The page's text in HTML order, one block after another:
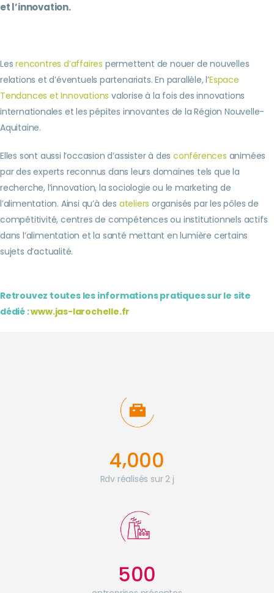
et l’innovation.
Lesrencontres d’affaires permettent de nouer de nouvelles
relations et d’éventuels partenariats. En parallèle, l’Espace
Tendances et Innovations valorise à la fois des innovations
internationales et les pépites innovantes de la Région Nouvelle-
Aquitaine.
Elles sont aussi l’occasion d’assister à desconférences animées
par des experts reconnus dans leurs domaines tels que la
recherche, l’innovation, la sociologie ou le marketing de
l’alimentation. Ainsi qu’à des ateliersorganisés par les pôles de
compétitivité, centres de compétences ou institutionnels actifs
dans l’alimentation et la santé mettant en lumière certains
sujets d’actualité.
Retrouvez toutes les informations pratiques sur le site
dédié :www.jas-larochelle.fr
4,000
Rdv réalisés sur 2 j
500